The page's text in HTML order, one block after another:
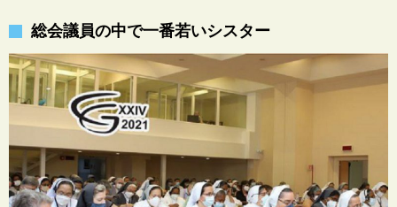
総会議員の中で一番若いシスター